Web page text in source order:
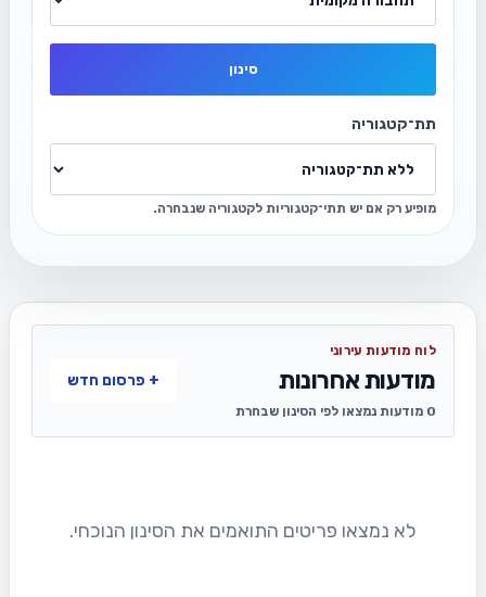
סינון
תת־קטגוריה
מופיע רק אם יש תתי־קטגוריות לקטגוריה שנבחרה.
לוח מודעות עירוני
מודעות אחרונות
0 מודעות נמצאו לפי הסינון שבחרת
+ פרסום חדש
לא נמצאו פריטים התואמים את הסינון הנוכחי.